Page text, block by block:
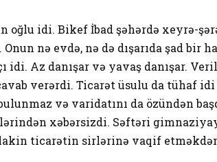
oğlu idi. Bikef İbad şəhərdə xeyrə-
nə evdə, nə də dışarıda şad bir
idi. Az danışar və yavaş danışar.
verərdi. Ticarət üsulu da tühaf
və varidatını da özündən
xəbərsizdi. Səftəri
ticarətin sirlərinə vaqif